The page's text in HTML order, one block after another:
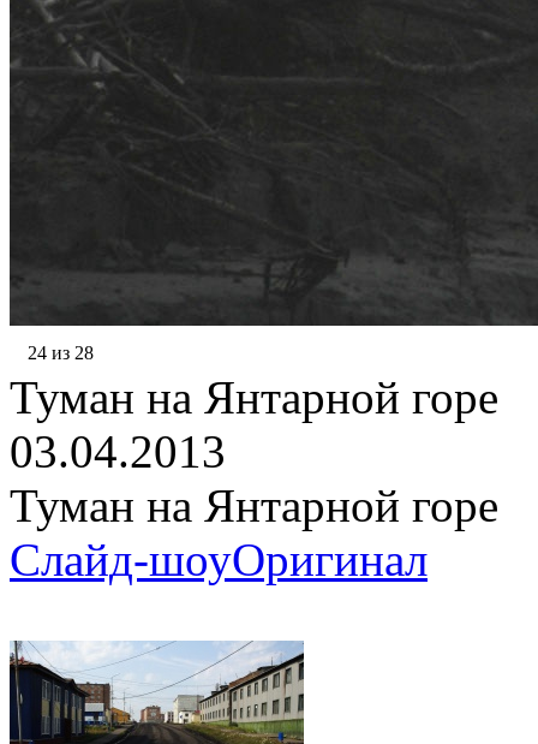
24 из 28
Туман на Янтарной горе
03.04.2013
Туман на Янтарной горе
Слайд-шоуОригинал